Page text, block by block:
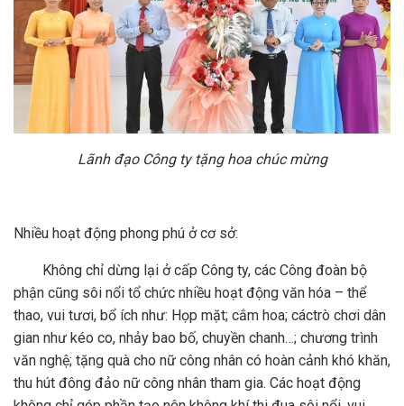
Lãnh đạo Công ty tặng hoa chúc mừng
Nhiều hoạt động phong phú ở cơ sở:
Không chỉ dừng lại ở cấp Công ty, các Công đoàn bộ
phận cũng sôi nổi tổ chức nhiều hoạt động văn hóa – thể
thao, vui tươi, bổ ích như: Họp mặt; cắm hoa; cáctrò chơi dân
gian như kéo co, nhảy bao bố, chuyền chanh…; chương trình
văn nghệ; tặng quà cho nữ công nhân có hoàn cảnh khó khăn,
thu hút đông đảo nữ công nhân tham gia. Các hoạt động